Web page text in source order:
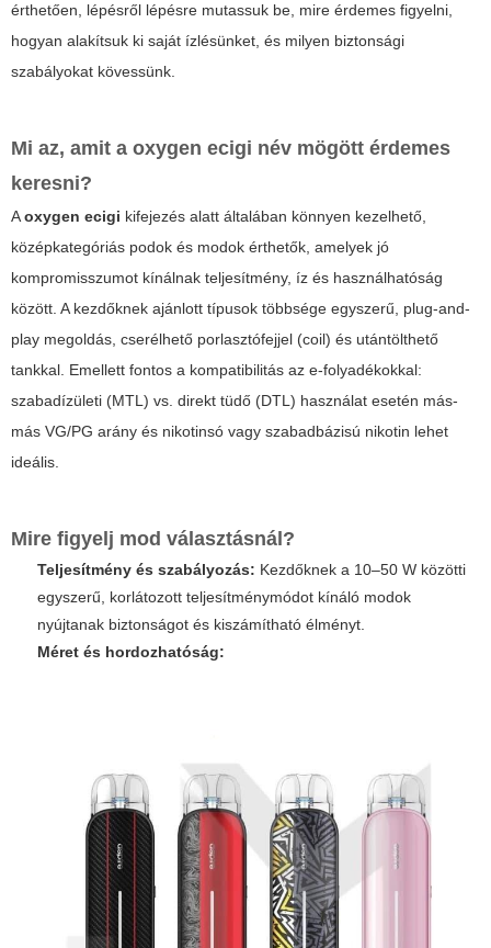
érthetően, lépésről lépésre mutassuk be, mire érdemes figyelni,
hogyan alakítsuk ki saját ízlésünket, és milyen biztonsági
szabályokat kövessünk.
Mi az, amit a oxygen ecigi név mögött érdemes
keresni?
Aoxygen ecigi kifejezés alatt általában könnyen kezelhető,
középkategóriás podok és modok érthetők, amelyek jó
kompromisszumot kínálnak teljesítmény, íz és használhatóság
között. A kezdőknek ajánlott típusok többsége egyszerű, plug-and-
play megoldás, cserélhető porlasztófejjel (coil) és utántölthető
tankkal. Emellett fontos a kompatibilitás az e-folyadékokkal:
szabadízületi (MTL) vs. direkt tüdő (DTL) használat esetén más-
más VG/PG arány és nikotinsó vagy szabadbázisú nikotin lehet
ideális.
Mire figyelj mod választásnál?
Teljesítmény és szabályozás: Kezdőknek a 10–50 W közötti
egyszerű, korlátozott teljesítménymódot kínáló modok
nyújtanak biztonságot és kiszámítható élményt.
Méret és hordozhatóság: